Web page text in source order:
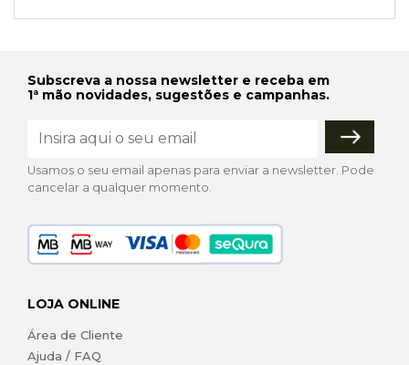
Subscreva a nossa newsletter e receba em
1ª mão novidades, sugestões e campanhas.
Usamos o seu email apenas para enviar a newsletter. Pode
cancelar a qualquer momento.
LOJA ONLINE
Área de Cliente
Ajuda / FAQ